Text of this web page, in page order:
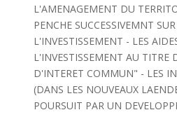
L'AMENAGEMENT DU
PENCHE SUCCESSIVEMNT
L'INVESTISSEMENT - LES
L'INVESTISSEMENT AU TITRE
D'INTERET COMMUN" - LES
(DANS LES NOUVEAUX
POURSUIT PAR UN